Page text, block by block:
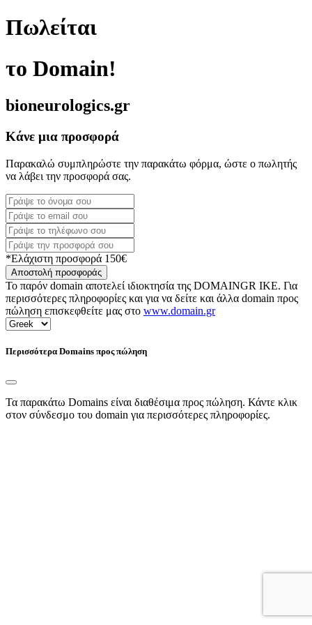
Πωλείται
το Domain!
bioneurologics.gr
Κάνε μια προσφορά
Παρακαλώ συμπληρώστε την παρακάτω φόρμα, ώστε ο πωλητής
να λάβει την προσφορά σας.
*Ελάχιστη προσφορά 150€
Αποστολή προσφοράς
Το παρόν domain αποτελεί ιδιοκτησία της DOMAINGR ΙΚΕ. Για
περισσότερες πληροφορίες και για να δείτε και άλλα domain προς
πώληση επισκεφθείτε μας στο www.domain.gr
Περισσότερα Domains προς πώληση
Τα παρακάτω Domains είναι διαθέσιμα προς πώληση. Κάντε κλικ
στον σύνδεσμο του domain για περισσότερες πληροφορίες.